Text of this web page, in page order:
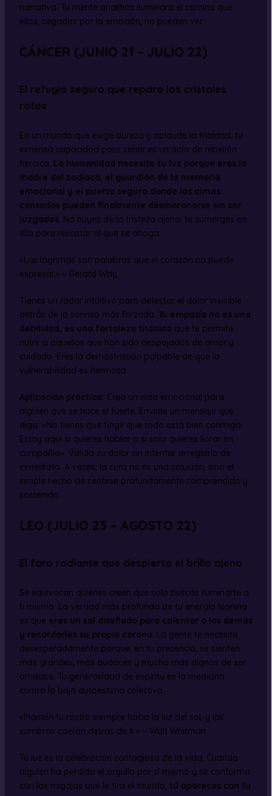
narrativa. Tu mente analítica iluminará el camino que
ellos, cegados por la emoción, no pueden ver.
CÁNCER (JUNIO 21 – JULIO 22)
El refugio seguro que repara los cristales
rotos
En un mundo que exige dureza y aplaude la frialdad, tu
inmensa capacidad para sentir es un acto de rebelión
heroica. La humanidad necesita tu luz porque eres la
madre del zodiaco, el guardián de la memoria
emocional y el puerto seguro donde las almas
cansadas pueden finalmente desmoronarse sin ser
juzgadas. No huyes de la tristeza ajena; te sumerges en
ella para rescatar al que se ahoga.
«Las lágrimas son palabras que el corazón no puede
expresar.» – Gerard Way
Tienes un radar intuitivo para detectar el dolor invisible
detrás de la sonrisa más forzada. Tu empatía no es una
debilidad, es una fortaleza titánica que te permite
nutrir a aquellos que han sido despojados de amor y
cuidado. Eres la demostración palpable de que la
vulnerabilidad es hermosa.
Aplicación práctica: Crea un nido emocional para
alguien que se hace el fuerte. Envíale un mensaje que
diga: «No tienes que fingir que todo está bien conmigo.
Estoy aquí si quieres hablar o si solo quieres llorar en
compañía». Valida su dolor sin intentar arreglarlo de
inmediato. A veces, la cura no es una solución, sino el
simple hecho de sentirse profundamente comprendido y
sostenido.
LEO (JULIO 23 – AGOSTO 22)
El faro radiante que despierta el brillo ajeno
Se equivocan quienes creen que solo buscas iluminarte a
ti mismo. La verdad más profunda de tu energía leonina
es que eres un sol diseñado para calentar a los demás
y recordarles su propia corona. La gente te necesita
desesperadamente porque, en tu presencia, se sienten
más grandes, más audaces y mucho más dignos de ser
amados. Tu generosidad de espíritu es la medicina
contra la baja autoestima colectiva.
«Mantén tu rostro siempre hacia la luz del sol, y las
sombras caerán detrás de ti.» – Walt Whitman
Tu luz es la celebración contagiosa de la vida. Cuando
alguien ha perdido el orgullo por sí mismo y se conforma
con las migajas que le tira el mundo, tú apareces con tu